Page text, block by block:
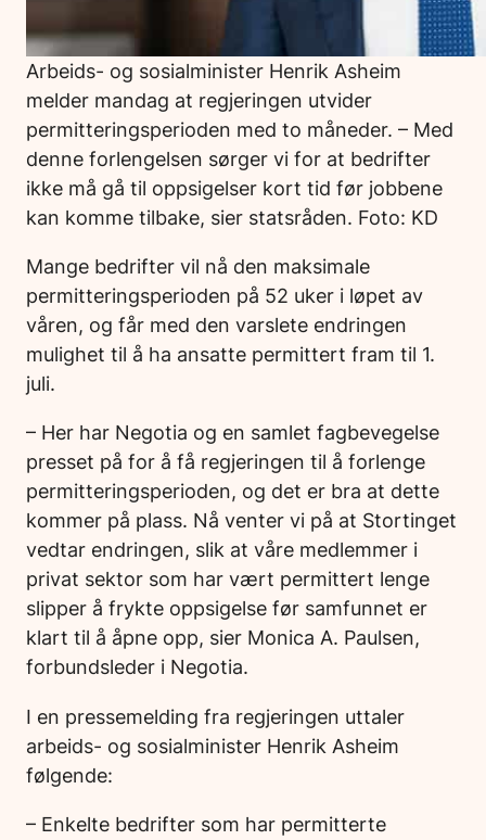
Arbeids- og sosialminister Henrik Asheim
melder mandag at regjeringen utvider
permitteringsperioden med to måneder. – Med
denne forlengelsen sørger vi for at bedrifter
ikke må gå til oppsigelser kort tid før jobbene
kan komme tilbake, sier statsråden. Foto: KD
Mange bedrifter vil nå den maksimale
permitteringsperioden på 52 uker i løpet av
våren, og får med den varslete endringen
mulighet til å ha ansatte permittert fram til 1.
juli.
– Her har Negotia og en samlet fagbevegelse
presset på for å få regjeringen til å forlenge
permitteringsperioden, og det er bra at dette
kommer på plass. Nå venter vi på at Stortinget
vedtar endringen, slik at våre medlemmer i
privat sektor som har vært permittert lenge
slipper å frykte oppsigelse før samfunnet er
klart til å åpne opp, sier Monica A. Paulsen,
forbundsleder i Negotia.
I en pressemelding fra regjeringen uttaler
arbeids- og sosialminister Henrik Asheim
følgende:
– Enkelte bedrifter som har permitterte